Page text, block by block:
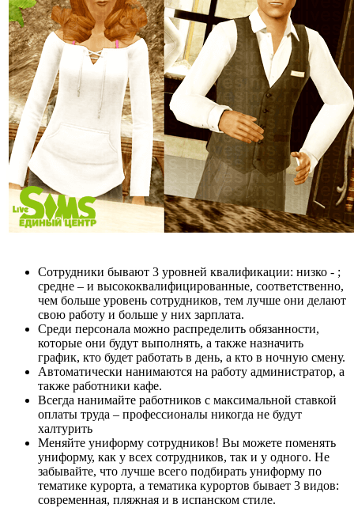
Сотрудники бывают 3 уровней квалификации: низко - ;
средне – и высококвалифицированные, соответственно,
чем больше уровень сотрудников, тем лучше они делают
свою работу и больше у них зарплата.
Среди персонала можно распределить обязанности,
которые они будут выполнять, а также назначить
график, кто будет работать в день, а кто в ночную смену.
Автоматически нанимаются на работу администратор, а
также работники кафе.
Всегда нанимайте работников с максимальной ставкой
оплаты труда – профессионалы никогда не будут
халтурить
Меняйте униформу сотрудников! Вы можете поменять
униформу, как у всех сотрудников, так и у одного. Не
забывайте, что лучше всего подбирать униформу по
тематике курорта, а тематика курортов бывает 3 видов:
современная, пляжная и в испанском стиле.